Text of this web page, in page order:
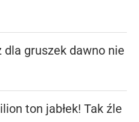
dla gruszek dawno nie
ton jabłek! Tak źle